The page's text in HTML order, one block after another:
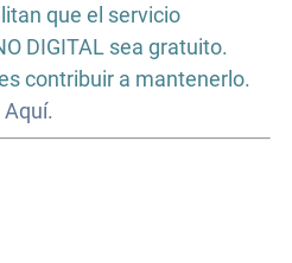
que el servicio
DIGITAL sea gratuito.
contribuir a mantenerlo.
Aquí.